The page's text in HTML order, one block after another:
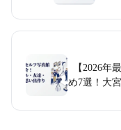
【2026年
め7選！大